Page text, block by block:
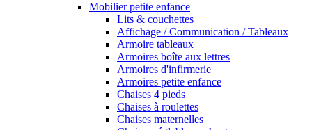
Mobilier petite enfance
Lits & couchettes
Affichage / Communication / Tableaux
Armoire tableaux
Armoires boîte aux lettres
Armoires d'infirmerie
Armoires petite enfance
Chaises 4 pieds
Chaises à roulettes
Chaises maternelles